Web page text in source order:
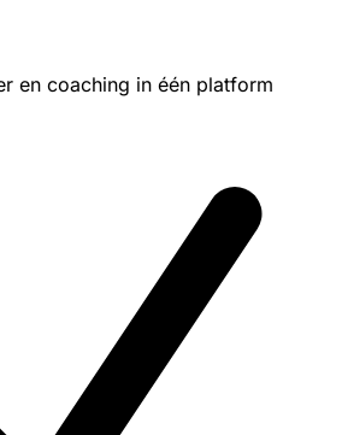
en coaching in één platform